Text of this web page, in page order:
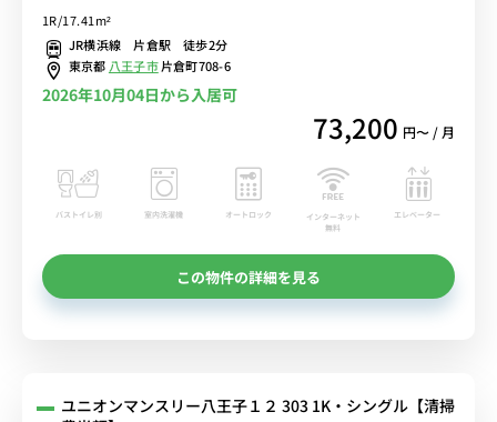
家電のあるお部屋■選べるWi-Fi格安レンタル中！
1R/17.41m²
JR横浜線 片倉駅 徒歩2分
東京都 八王子市片倉町708-6
2026年10月04日から入居可
73,200 円〜 / 月
バストイレ別 室内洗濯機 オートロック
インターネット
無料
エレベーター
この物件の詳細を見る
ユニオンマンスリー八王子１２ 303 1K・シングル【清掃